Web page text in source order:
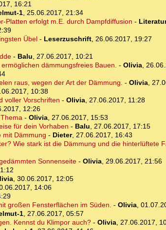
16:21
1, 25.06.2017, 21:34
Platten erfolgt m.E. durch Dampfdiffusion -
Übel- Leserzuschrift, 26.06.2017, 19:27
- Balu, 27.06.2017, 10:21
dämmungsfreies Bauen. - Olivia,
raus, wegen der Art der Dämmung. - Olivia,
10:38
voller Vorschriften - Olivia, 27.06.2017, 11:28
12:26
- Olivia, 27.06.2017, 15:53
für dein Vorhaben - Balu, 27.06.2017, 17:15
mit Dämmung - Dieter, 27.06.2017, 16:43
Wie stark ist die Dämmung und die hinterlüftete
Sonnenseite- Olivia, 29.06.2017, 21:56
, 30.06.2017, 12:05
14:06
großen Fensterflächen im Süden. - Olivia,
1, 27.06.2017, 05:57
Kennst du Klimpor auch?- Olivia, 27.06.2017,